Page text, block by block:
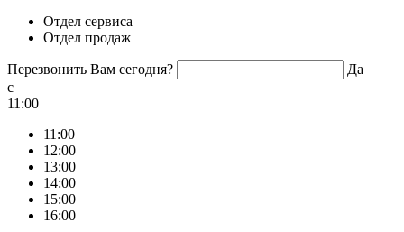
Отдел сервиса
Отдел продаж
Перезвонить Вам сегодня?
Да
c
11:00
11:00
12:00
13:00
14:00
15:00
16:00